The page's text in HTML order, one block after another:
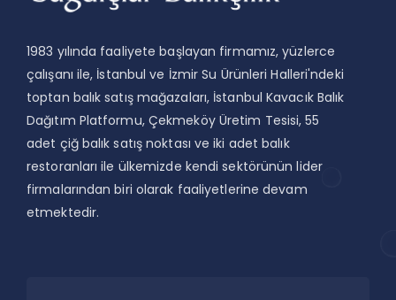
1983 yılında faaliyete başlayan firmamız, yüzlerce
çalışanı ile, İstanbul ve İzmir Su Ürünleri Halleri'ndeki
toptan balık satış mağazaları, İstanbul Kavacık Balık
Dağıtım Platformu, Çekmeköy Üretim Tesisi, 55
adet çiğ balık satış noktası ve iki adet balık
restoranları ile ülkemizde kendi sektörünün lider
firmalarından biri olarak faaliyetlerine devam
etmektedir.